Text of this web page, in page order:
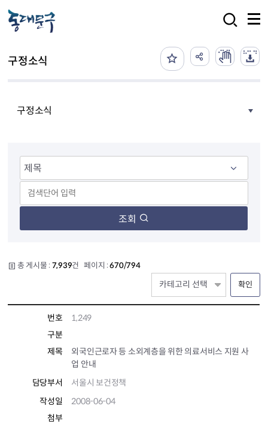
구정소식
구정소식
조회
총 게시물 : 7,939건 페이지 :670/794
확인
번호
1,249
구분
제목
외국인근로자 등 소외계층을 위한 의료서비스 지원 사
업 안내
담당부서
서울시 보건정책
작성일
2008-06-04
첨부